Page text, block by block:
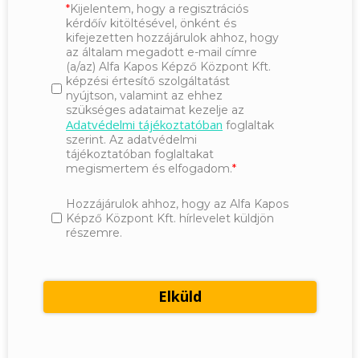
Kijelentem, hogy a regisztrációs
kérdőív kitöltésével, önként és
kifejezetten hozzájárulok ahhoz, hogy
az általam megadott e-mail címre
(a/az) Alfa Kapos Képző Központ Kft.
képzési értesítő szolgáltatást
nyújtson, valamint az ehhez
szükséges adataimat kezelje az
Adatvédelmi tájékoztatóban foglaltak
szerint. Az adatvédelmi
tájékoztatóban foglaltakat
megismertem és elfogadom.
Hozzájárulok ahhoz, hogy az Alfa Kapos
Képző Központ Kft. hírlevelet küldjön
részemre.